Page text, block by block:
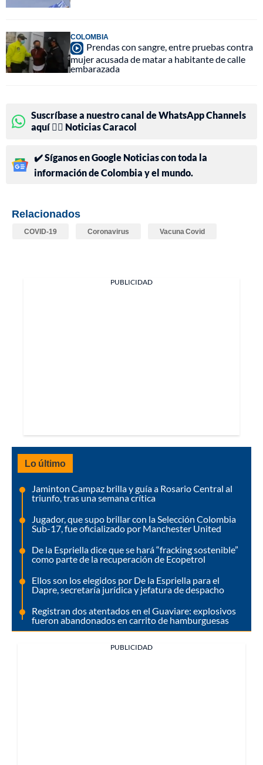
COLOMBIA
Prendas con sangre, entre pruebas contra
mujer acusada de matar a habitante de calle
embarazada
Suscríbase a nuestro canal de WhatsApp Channels
aquí 👉🏻 Noticias Caracol
✔️ Síganos en Google Noticias con toda la
información de Colombia y el mundo.
Relacionados
COVID-19 Coronavirus Vacuna Covid
PUBLICIDAD
Lo último
Jaminton Campaz brilla y guía a Rosario Central al
triunfo, tras una semana crítica
Jugador, que supo brillar con la Selección Colombia
Sub-17, fue oficializado por Manchester United
De la Espriella dice que se hará “fracking sostenible”
como parte de la recuperación de Ecopetrol
Ellos son los elegidos por De la Espriella para el
Dapre, secretaría jurídica y jefatura de despacho
Registran dos atentados en el Guaviare: explosivos
fueron abandonados en carrito de hamburguesas
PUBLICIDAD